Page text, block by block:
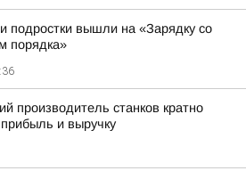
подростки вышли на «Зарядку со
порядка»
производитель станков кратно
и выручку